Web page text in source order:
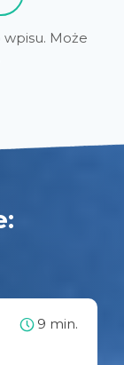
Może
9 min.